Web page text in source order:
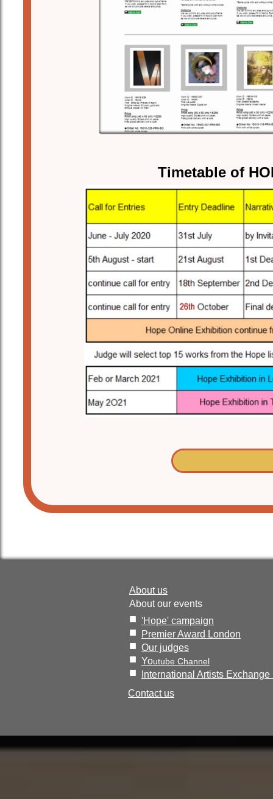
Timetable of
About us
About our events
'Hope' campaign
Premier Award London
Our judges
Youtube Channel
nternational Artists
■
■
■
​■
​■
​Contact us